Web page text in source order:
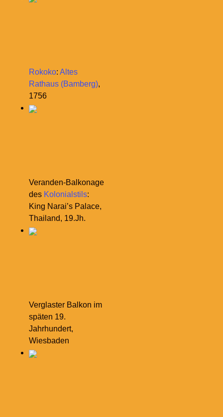
Rokoko: Altes
Rathaus (Bamberg),
1756
Veranden-Balkonage
des Kolonialstils:
King Narai’s Palace,
Thailand, 19.Jh.
Verglaster Balkon im
späten 19.
Jahrhundert,
Wiesbaden